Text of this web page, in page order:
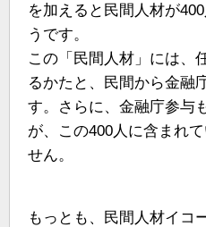
を加えると民間人材が
うです。
この「民間人材」には、
るかたと、民間から金融
す。さらに、金融庁参与
が、この400人に含まれ
せん。
もっとも、民間人材イコ